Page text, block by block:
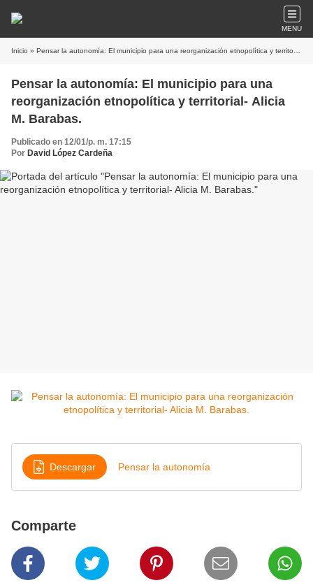
MENU
Inicio » Pensar la autonomía: El municipio para una reorganización etnopolítica y territorial- Alicia M. Barabas.
Pensar la autonomía: El municipio para una
reorganización etnopolítica y territorial- Alicia
M. Barabas.
Publicado en 12/01/p. m. 17:15
Por David López Cardeña
Descargar Pensar la autonomía
Comparte